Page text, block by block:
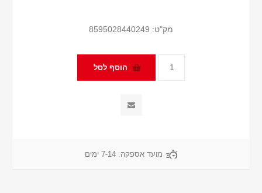
מק"ט: 8595028440249
מועד אספקה: 7-14 ימים